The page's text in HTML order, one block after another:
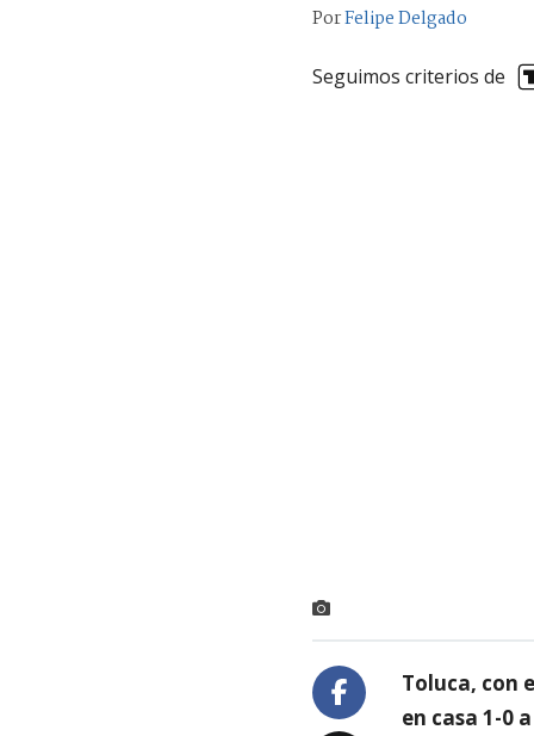
PorFelipe Delgado
Seguimos criterios de
Toluca, con
en casa 1-0